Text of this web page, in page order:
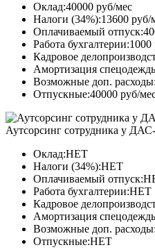
Оклад:40000 руб/мес
Налоги (34%):13600 руб/
Оплачиваемый
Работа бухгалтерии:1000
Кадровое
Амортизация
Возможные доп.
Отпускные:40000 руб/
Аутсорсинг сотрудника у
Оклад:НЕТ
Налоги (34%):НЕТ
Оплачиваемый
Работа бухгалтерии:НЕТ
Кадровое
Амортизация
Возможные доп.
Отпускные:НЕТ